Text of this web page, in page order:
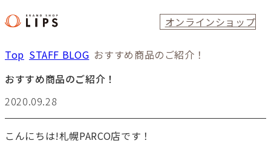
オンラインショップ
Top STAFF BLOG おすすめ商品のご紹介！
おすすめ商品のご紹介！
2020.09.28
こんにちは!札幌PARCO店です！